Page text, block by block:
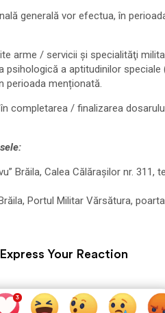
generală vor efectua, în
arme / servicii şi specialităţi
psihologică a aptitudinilor
perioada menționată.
completarea / finalizarea
Brăila, Calea Călărașilor nr.
Portul Militar Vărsătura,
Express Your Reaction